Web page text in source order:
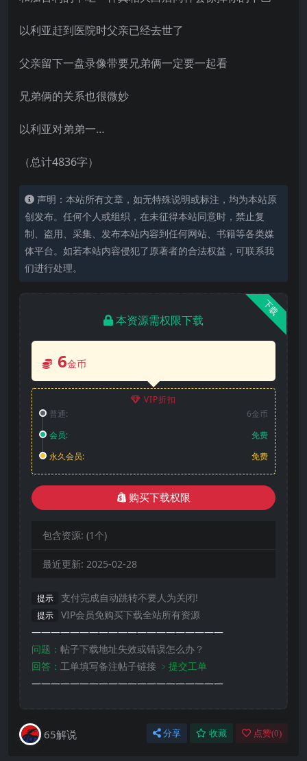
以利亚赶到医院时父亲已经去世了
父亲留下一盘录像带要兄弟俩一定要一起看
兄弟俩的关系也很微妙
以利亚对弟弟一…
（总计4836字）
声明：本站所有文章，如无特殊说明或标注，均为本站原
创发布。任何个人或组织，在未征得本站同意时，禁止复
制、盗用、采集、发布本站内容到任何网站、书籍等各类媒
体平台。如若本站内容侵犯了原著者的合法权益，可联系我
们进行处理。
下载
本资源需权限下载
6金币
VIP折扣
普通:
6金币
会员:
免费
永久会员:
免费
购买下载权限
包含资源: (1个)
最近更新: 2025-02-28
提示 支付完成自动跳转不要人为关闭!
提示
VIP会员免购买下载全站所有资源
————————————————————
问题： 帖子下载地址失效或错误怎么办？
回答： 工单填写备注帖子链接 ﹥提交工单
————————————————————
65解说 分享 收藏 点赞(0)